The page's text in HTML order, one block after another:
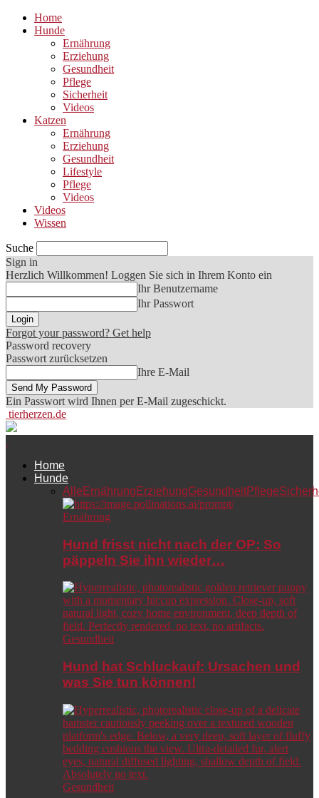
Home
Hunde
Ernährung
Erziehung
Gesundheit
Pflege
Sicherheit
Videos
Katzen
Ernährung
Erziehung
Gesundheit
Lifestyle
Pflege
Videos
Videos
Wissen
Suche
Sign in
Herzlich Willkommen! Loggen Sie sich in Ihrem Konto ein
Ihr Benutzername
Ihr Passwort
Forgot your password? Get help
Password recovery
Passwort zurücksetzen
Ihre E-Mail
Ein Passwort wird Ihnen per E-Mail zugeschickt.
tierherzen.de
Home
Hunde
Alle Ernährung ErziehungGesundheitPflege
Ernährung
Hund frisst nicht nach der OP: So
päppeln Sie ihn wieder…
Gesundheit
Hund hat Schluckauf: Ursachen und
was Sie tun können!
Gesundheit